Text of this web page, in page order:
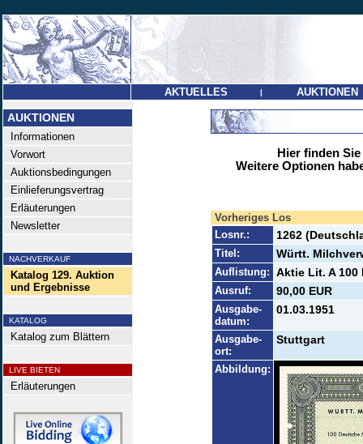
AKTUELLES | AUKTIONEN
AUKTIONEN
Informationen
Vorwort
Auktionsbedingungen
Einlieferungsvertrag
Erläuterungen
Newsletter
NACHVERKAUF
Katalog 129. Auktion
und Ergebnisse
KATALOG
Katalog zum Blättern
LIVE BIETEN
Erläuterungen
Hier finden
Weitere Optionen
Vorheriges Los
Losnr.:
1262
Titel: Württ.
Auflistung: Aktie Lit. A 100
Ausruf: 90,00 EUR
Ausgabe-
datum:
01.03.1951
Ausgabe-
ort:
Stuttgart
Abbildung: